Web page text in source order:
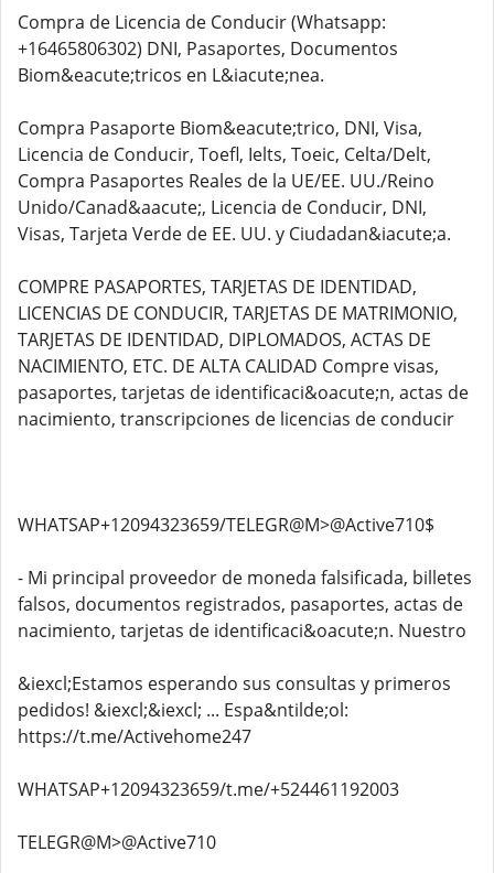
Compra de Licencia de Conducir (Whatsapp:
+16465806302) DNI, Pasaportes, Documentos
Biom&eacute;tricos en L&iacute;nea.
Compra Pasaporte Biom&eacute;trico, DNI, Visa,
Licencia de Conducir, Toefl, Ielts, Toeic, Celta/Delt,
Compra Pasaportes Reales de la UE/EE. UU./Reino
Unido/Canad&aacute;, Licencia de Conducir, DNI,
Visas, Tarjeta Verde de EE. UU. y Ciudadan&iacute;a.
COMPRE PASAPORTES, TARJETAS DE IDENTIDAD,
LICENCIAS DE CONDUCIR, TARJETAS DE MATRIMONIO,
TARJETAS DE IDENTIDAD, DIPLOMADOS, ACTAS DE
NACIMIENTO, ETC. DE ALTA CALIDAD Compre visas,
pasaportes, tarjetas de identificaci&oacute;n, actas de
nacimiento, transcripciones de licencias de conducir
WHATSAP+12094323659/TELEGR@M>@Active710$
- Mi principal proveedor de moneda falsificada, billetes
falsos, documentos registrados, pasaportes, actas de
nacimiento, tarjetas de identificaci&oacute;n. Nuestro
&iexcl;Estamos esperando sus consultas y primeros
pedidos! &iexcl;&iexcl; ... Espa&ntilde;ol:
https://t.me/Activehome247
WHATSAP+12094323659/t.me/+524461192003
TELEGR@M>@Active710